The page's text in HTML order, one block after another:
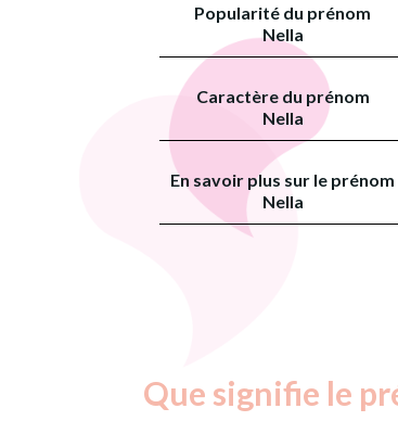
Popularité du prénom
Nella
Caractère du prénom
Nella
En savoir plus sur le prénom
Nella
Que signifie le